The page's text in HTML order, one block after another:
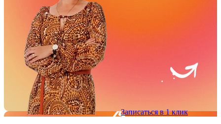
Записаться в 1 клик